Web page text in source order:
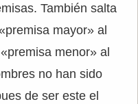
También salta
mayor» al
menor» al
no han sido
de ser este el